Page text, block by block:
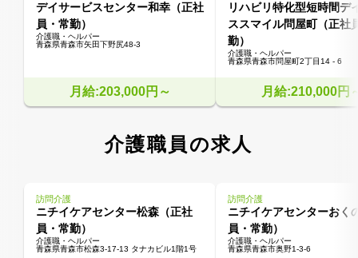
デイサービスセンター和幸（正社
員・常勤）
介護職・ヘルパー
青森県青森市矢田下野尻48-3
月給:203,000円～
リハビリ特化型短時間デ
ススマイル問屋町（正社
勤）
介護職・ヘルパー
青森県青森市問屋町2丁目14 - 6
月給:210,000円
介護職員の求人
訪問介護
ニチイケアセンター松森（正社
員・常勤）
介護職・ヘルパー
青森県青森市松森3-17-13 タナカビル1階1号
訪問介護
ニチイケアセンターおく
員・常勤）
介護職・ヘルパー
青森県青森市奥野1-3-6